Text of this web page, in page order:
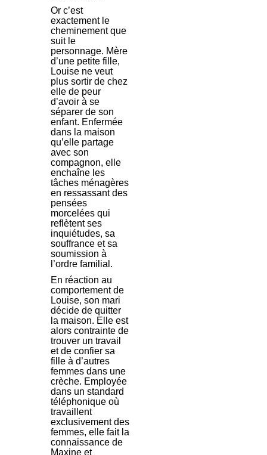
Or c’est
exactement le
cheminement que
suit le
personnage. Mère
d’une petite fille,
Louise ne veut
plus sortir de chez
elle de peur
d’avoir à se
séparer de son
enfant. Enfermée
dans la maison
qu’elle partage
avec son
compagnon, elle
enchaîne les
tâches ménagères
en ressassant des
pensées
morcelées qui
reflètent ses
inquiétudes, sa
souffrance et sa
soumission à
l’ordre familial.
En réaction au
comportement de
Louise, son mari
décide de quitter
la maison. Elle est
alors contrainte de
trouver un travail
et de confier sa
fille à d’autres
femmes dans une
crèche. Employée
dans un standard
téléphonique où
travaillent
exclusivement des
femmes, elle fait la
connaissance de
Maxine et